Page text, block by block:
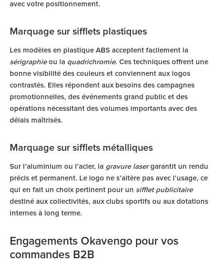
avec votre positionnement.
Marquage sur sifflets plastiques
Les modèles en plastique ABS acceptent facilement la
sérigraphieou la quadrichromie. Ces techniques offrent une
bonne visibilité des couleurs et conviennent aux logos
contrastés. Elles répondent aux besoins des campagnes
promotionnelles, des événements grand public et des
opérations nécessitant des volumes importants avec des
délais maîtrisés.
Marquage sur sifflets métalliques
Sur l’aluminium ou l’acier, la gravure lasergarantit un rendu
précis et permanent. Le logo ne s’altère pas avec l’usage, ce
qui en fait un choix pertinent pour un sifflet publicitaire
destiné aux collectivités, aux clubs sportifs ou aux dotations
internes à long terme.
Engagements Okavengo pour vos
commandes B2B